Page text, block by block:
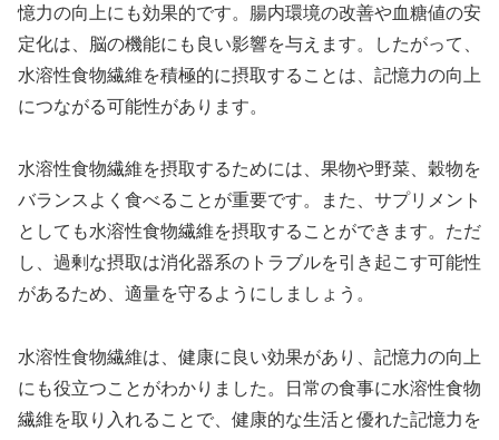
憶力の向上にも効果的です。腸内環境の改善や血糖値の安
定化は、脳の機能にも良い影響を与えます。したがって、
水溶性食物繊維を積極的に摂取することは、記憶力の向上
につながる可能性があります。
水溶性食物繊維を摂取するためには、果物や野菜、穀物を
バランスよく食べることが重要です。また、サプリメント
としても水溶性食物繊維を摂取することができます。ただ
し、過剰な摂取は消化器系のトラブルを引き起こす可能性
があるため、適量を守るようにしましょう。
水溶性食物繊維は、健康に良い効果があり、記憶力の向上
にも役立つことがわかりました。日常の食事に水溶性食物
繊維を取り入れることで、健康的な生活と優れた記憶力を